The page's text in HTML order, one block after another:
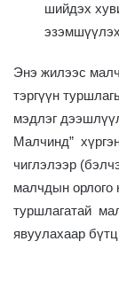
шийдэх
Энэ жилээс
тэргүүн
мэдлэг
Малчинд”
чиглэлээр
малчдын орлого
туршлагатай
явуулахаар